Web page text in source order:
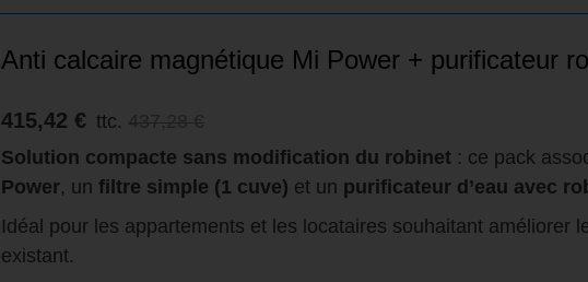
Anti calcaire magnétique Mi Power + purificateur
415,42 € ttc.
Solution compacte sans modification du robinet : ce pack
Power, un filtre simple (1 cuve) et un purificateur d’eau avec
Idéal pour les appartements et les locataires souhaitant améliorer
existant.